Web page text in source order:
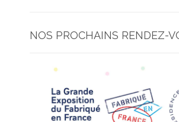
NOS PROCHAINS RENDEZ-